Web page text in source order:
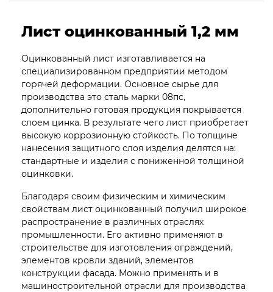
Лист оцинкованный 1,2 мм
Оцинкованный лист изготавливается на
специализированном предприятии методом
горячей деформации. Основное сырье для
производства это сталь марки 08пс,
дополнительно готовая продукция покрывается
слоем цинка. В результате чего лист приобретает
высокую коррозионную стойкость. По толщине
нанесения защитного слоя изделия делятся на:
стандартные и изделия с пониженной толщиной
оцинковки.
Благодаря своим физическим и химическим
свойствам лист оцинкованный получил широкое
распространение в различных отраслях
промышленности. Его активно применяют в
строительстве для изготовления ограждений,
элементов кровли зданий, элементов
конструкции фасада. Можно применять и в
машиностроительной отрасли для производства